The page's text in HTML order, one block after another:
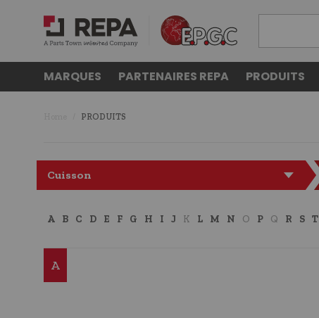
MARQUES PARTENAIRES REPA PRODUITS
PRODUITS
Cuisson
A B C D E F G H I J K L M N O P Q R S T
A